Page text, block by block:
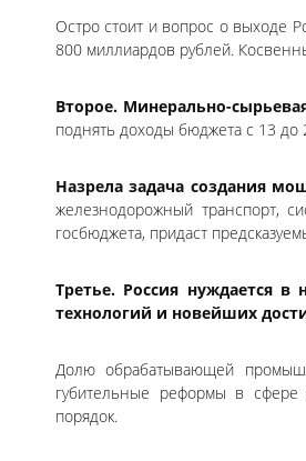
Остро стоит и вопрос о выходе
800 миллиардов рублей.
Второе. Минерально-
поднять доходы бюджета с 13 до
Назрела задача создания
железнодорожный транспорт,
госбюджета, придаст
Третье. Россия нуждается
технологий и новейших
Долю обрабатывающей
губительные реформы в сфере
порядок.